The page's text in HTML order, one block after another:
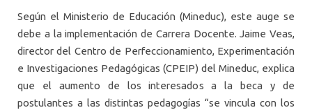
Según el Ministerio de Educación (Mineduc), este auge se
debe a la implementación de Carrera Docente. Jaime Veas,
director del Centro de Perfeccionamiento, Experimentación
e Investigaciones Pedagógicas (CPEIP) del Mineduc, explica
que el aumento de los interesados a la beca y de
postulantes a las distintas pedagogías “se vincula con los